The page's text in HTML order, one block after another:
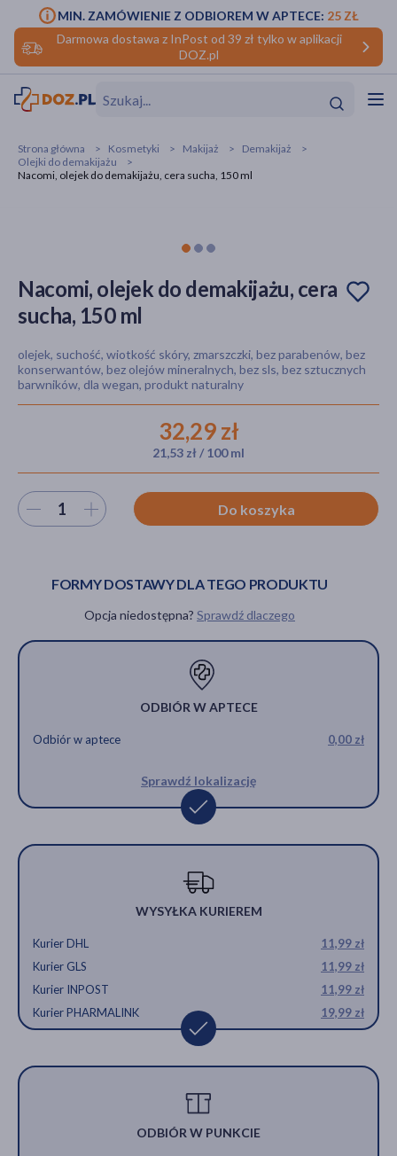
Darmowa dostawa z InPost od 39 zł tylko w aplikacji
DOZ.pl
MIN. ZAMÓWIENIE Z ODBIOREM W APTECE: 25 ZŁ
Strona główna Kosmetyki Makijaż
Demakijaż
Olejki do demakijażu
Nacomi, olejek do demakijażu, cera sucha, 150 ml
Nacomi, olejek do demakijażu, cera
sucha, 150 ml
olejek, suchość, wiotkość skóry, zmarszczki, bez parabenów, bez
konserwantów, bez olejów mineralnych, bez sls, bez sztucznych
barwników, dla wegan, produkt naturalny
32,29 zł
21,53 zł / 100 ml
Wybierz ilość Do koszyka
FORMY DOSTAWY DLA TEGO PRODUKTU
Opcja niedostępna? Sprawdź dlaczego
ODBIÓR W APTECE
Odbiór w aptece 0,00 zł
Sprawdź lokalizację
WYSYŁKA KURIEREM
Kurier DHL
11,99 zł
Kurier GLS
11,99 zł
Kurier INPOST
11,99 zł
Kurier PHARMALINK
19,99 zł
ODBIÓR W PUNKCIE